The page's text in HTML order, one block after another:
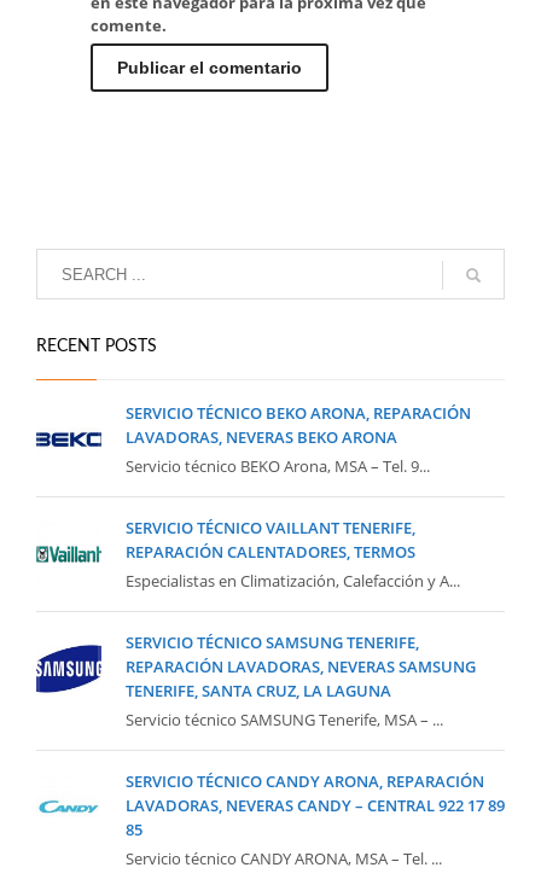
comente.
RECENT POSTS
SERVICIO TÉCNICO BEKO ARONA, REPARACIÓN
LAVADORAS, NEVERAS BEKO ARONA
Servicio técnico BEKO Arona, MSA – Tel. 9...
SERVICIO TÉCNICO VAILLANT TENERIFE,
REPARACIÓN CALENTADORES, TERMOS
Especialistas en Climatización, Calefacción y A...
SERVICIO TÉCNICO SAMSUNG TENERIFE,
REPARACIÓN LAVADORAS, NEVERAS SAMSUNG
TENERIFE, SANTA CRUZ, LA LAGUNA
Servicio técnico SAMSUNG Tenerife, MSA – ...
SERVICIO TÉCNICO CANDY ARONA, REPARACIÓN
LAVADORAS, NEVERAS CANDY – CENTRAL 922 17 89
85
Servicio técnico CANDY ARONA, MSA – Tel. ...